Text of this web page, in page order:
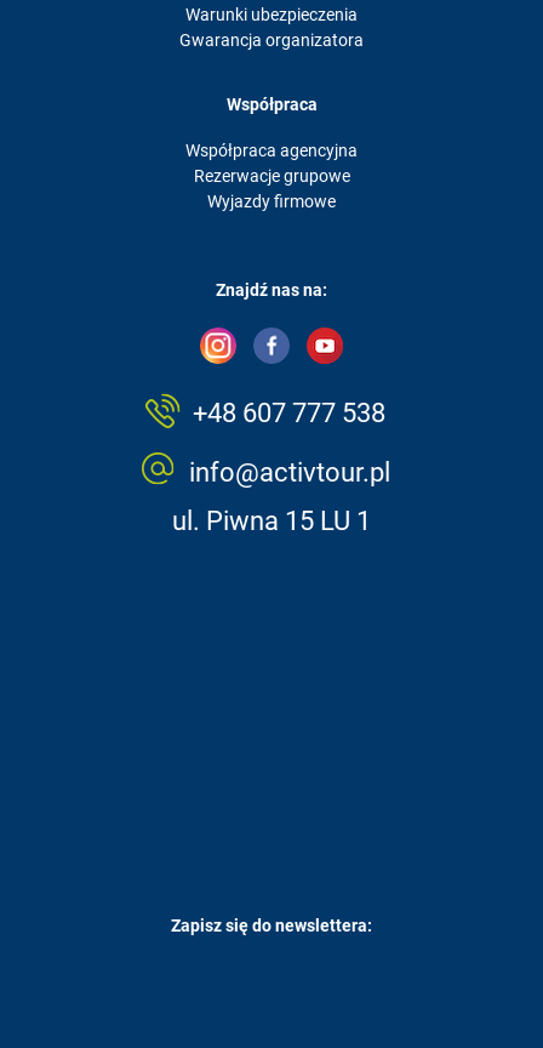
Warunki ubezpieczenia
Gwarancja organizatora
Współpraca
Współpraca agencyjna
Rezerwacje grupowe
Wyjazdy firmowe
Znajdź nas na:
+48 607 777 538
info@activtour.pl
ul. Piwna 15 LU 1
Zapisz się do newslettera: